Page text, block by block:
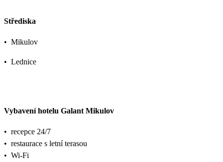
Střediska
• Mikulov
• Lednice
Vybavení hotelu Galant Mikulov
• recepce 24/7
• restaurace s letní terasou
• Wi-Fi